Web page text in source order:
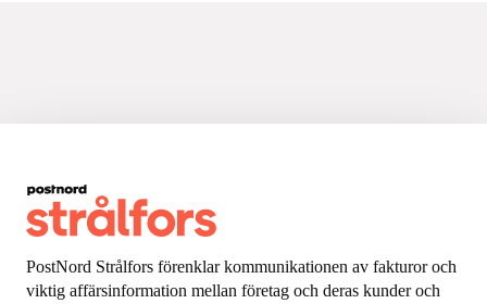
PostNord Strålfors förenklar kommunikationen av fakturor och
viktig affärsinformation mellan företag och deras kunder och